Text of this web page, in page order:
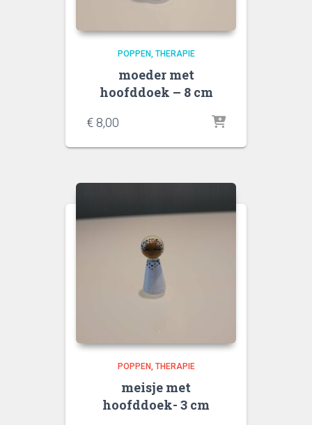
POPPEN THERAPIE
moeder met
hoofddoek – 8 cm
€ 8,00
POPPEN THERAPIE
meisje met
hoofddoek- 3 cm